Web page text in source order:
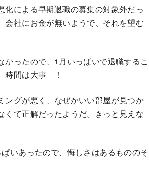
による早期退職の募集の対象外だっ
会社にお金が無いようで、それを望む
ったので、1月いっぱいで退職するこ
間は大事！！
ングが悪く、なぜかいい部屋が見つか
くて正解だったようだ。きっと見えな
いあったので、悔しさはあるもののそ